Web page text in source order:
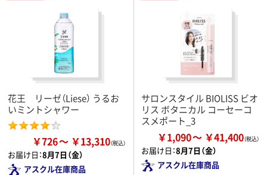
花王 リーゼ（Liese） うるお
いミントシャワー
￥726 ￥13,310
お届け日：8月7日（金）
アスクル在庫商品
サロンスタイル BIOLISS ビオ
リス ボタニカル コーセーコ
スメポート_3
￥1,090 ￥41,400
お届け日：8月7日（金）
アスクル在庫商品